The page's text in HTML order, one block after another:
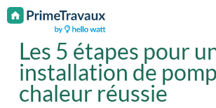
Passer au contenu
Les 5 étapes pour
installation de
chaleur réussie